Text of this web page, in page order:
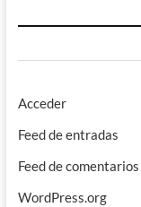
Acceder
Feed de entradas
Feed de comentarios
WordPress.org